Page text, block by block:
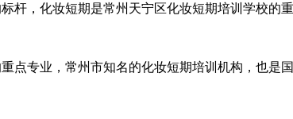
杆，化妆短期是常州天宁区化妆短期培训学校的
点专业，常州市知名的化妆短期培训机构，也是